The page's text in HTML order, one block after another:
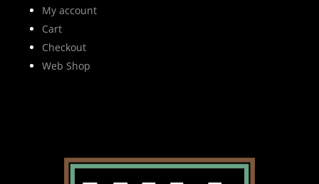
My account
Cart
Checkout
Web Shop